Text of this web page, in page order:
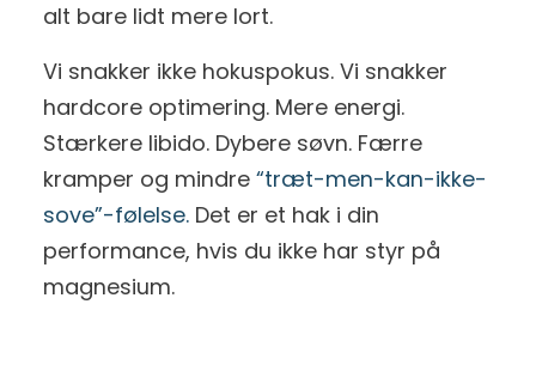
alt bare lidt mere lort.
Vi snakker ikke hokuspokus. Vi snakker
hardcore optimering. Mere energi.
Stærkere libido. Dybere søvn. Færre
kramper og mindre “træt-men-kan-ikke-
sove”-følelse. Det er et hak i din
performance, hvis du ikke har styr på
magnesium.